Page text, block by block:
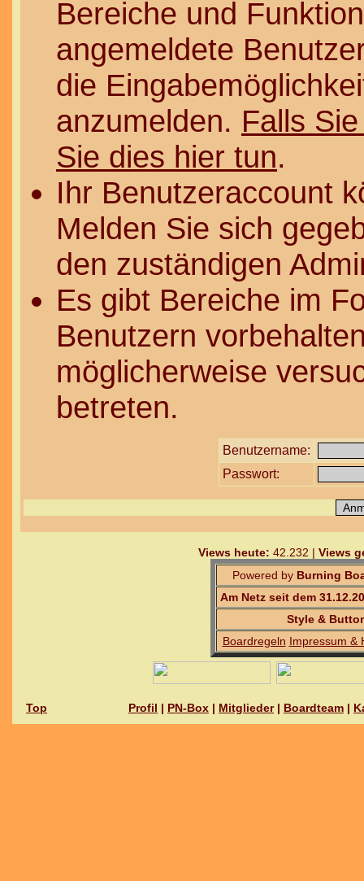
Bereiche und
angemeldete
die
anzumelden. Falls
Sie dies hier tun.
Ihr Benutzeraccount
Melden Sie sich
den zuständigen
Es gibt Bereiche im
Benutzern
möglicherweise
betreten.
Benutzername:
Passwort:
Views heute: 42.232 | Views
Powered by Burning
Am Netz seit dem
Style &
Boardregeln Impressum &
Top Profil | PN-Box | Mitglieder| Boardteam |